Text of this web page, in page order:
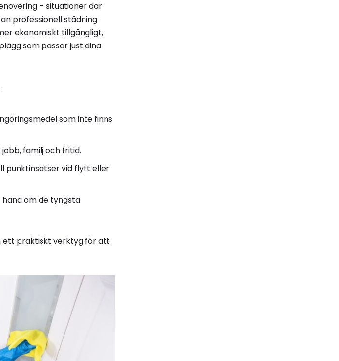
– situationer där
professionell städning
ekonomiskt tillgängligt,
som passar just dina
som inte finns
familj och fritid.
punktinsatser vid flytt eller
om de tyngsta
ett praktiskt verktyg för att